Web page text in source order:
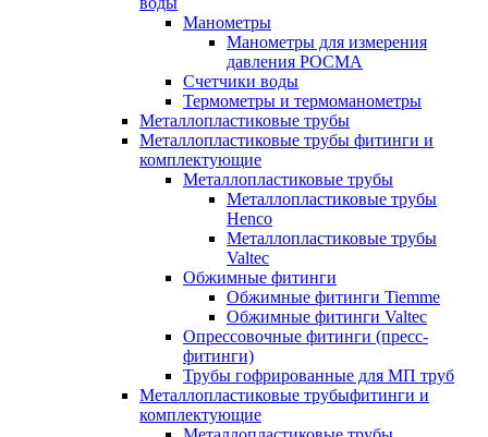
Манометры
Манометры для измерения
давления РОСМА
Счетчики воды
Термометры и термоманометры
Металлопластиковые трубы
Металлопластиковые трубы фитинги и
комплектующие
Металлопластиковые трубы
Металлопластиковые трубы
Henco
Металлопластиковые трубы
Valtec
Обжимные фитинги
Обжимные фитинги Tiemme
Обжимные фитинги Valtec
Опрессовочные фитинги (пресс-
фитинги)
Трубы гофрированные для МП труб
Металлопластиковые трубыфитинги и
комплектующие